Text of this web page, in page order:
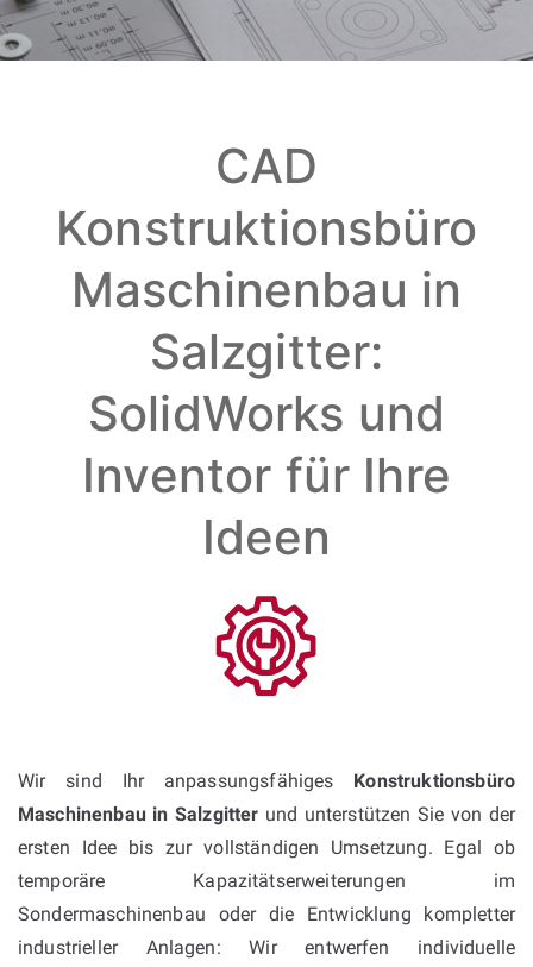
CAD
Konstruktionsbüro
Maschinenbau in
Salzgitter:
SolidWorks und
Inventor für Ihre
Ideen
Wir sind Ihr anpassungsfähiges Konstruktionsbüro
Maschinenbau in Salzgitter und unterstützen Sie von der
ersten Idee bis zur vollständigen Umsetzung. Egal ob
temporäre Kapazitätserweiterungen im
Sondermaschinenbau oder die Entwicklung kompletter
industrieller Anlagen: Wir entwerfen individuelle